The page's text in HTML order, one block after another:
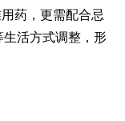
药，更需配合忌
活方式调整，形